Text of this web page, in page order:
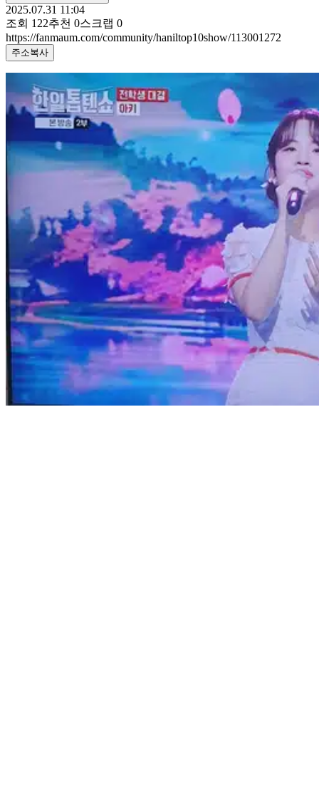
2025.07.31 11:04
조회 122추천 0스크랩 0
https://fanmaum.com/community/haniltop10show/113001272
주소복사